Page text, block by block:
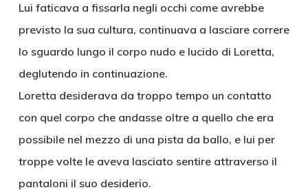
Lui faticava a fissarla negli occhi come avrebbe
previsto la sua cultura, continuava a lasciare correre
lo sguardo lungo il corpo nudo e lucido di Loretta,
deglutendo in continuazione.
Loretta desiderava da troppo tempo un contatto
con quel corpo che andasse oltre a quello che era
possibile nel mezzo di una pista da ballo, e lui per
troppe volte le aveva lasciato sentire attraverso il
pantaloni il suo desiderio.